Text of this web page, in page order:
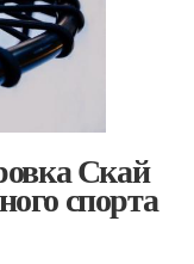
Скай
спорта